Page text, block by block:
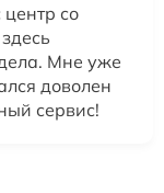
со
Мне уже
доволен
сервис!